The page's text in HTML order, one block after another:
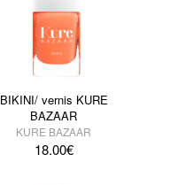
BIKINI/ vernis KURE
BAZAAR
KURE BAZAAR
18.00€